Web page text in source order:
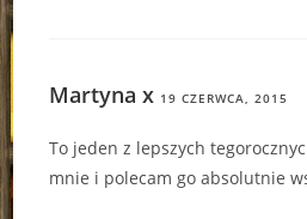
Martyna x 19 CZERWCA, 2015
To jeden z lepszych
mnie i polecam go absolutnie